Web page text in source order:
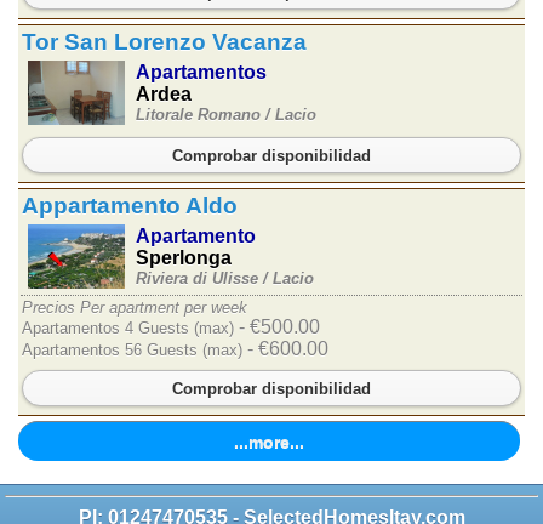
Tor San Lorenzo Vacanza
Apartamentos
Ardea
Litorale Romano / Lacio
Comprobar disponibilidad
Appartamento Aldo
Apartamento
Sperlonga
Riviera di Ulisse / Lacio
Precios Per apartment per week
Apartamentos 4 Guests (max) - €500.00
Apartamentos 56 Guests (max) - €600.00
Comprobar disponibilidad
...more...
PI: 01247470535 - SelectedHomesItay.com